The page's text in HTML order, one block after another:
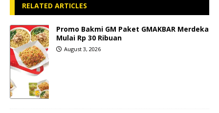
RELATED ARTICLES
Promo Bakmi GM Paket GMAKBAR Merdeka
Mulai Rp 30 Ribuan
August 3, 2026